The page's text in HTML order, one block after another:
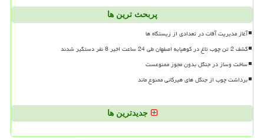
پربحث ترین ها
آغاز مدیریت آفات در تعدادی از زیستگاه ها
کشف 2 تن چوب تاغ در کوهپایه اصفهان طی 24 ساعت اخیر 8 نفر دستگیر شدند
ساخت وساز در جنگل بدون مجوز ممنوعست
برداشت چوب از جنگل های هیرکانی ممنوع ماند
جدیدترین ها